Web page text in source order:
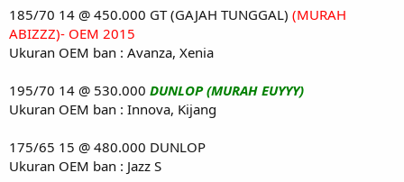
185/70 14 @ 450.000 GT (GAJAH TUNGGAL) (MURAH
ABIZZZ)- OEM 2015
Ukuran OEM ban : Avanza, Xenia
195/70 14 @ 530.000 DUNLOP (MURAH EUYYY)
Ukuran OEM ban : Innova, Kijang
175/65 15 @ 480.000 DUNLOP
Ukuran OEM ban : Jazz S